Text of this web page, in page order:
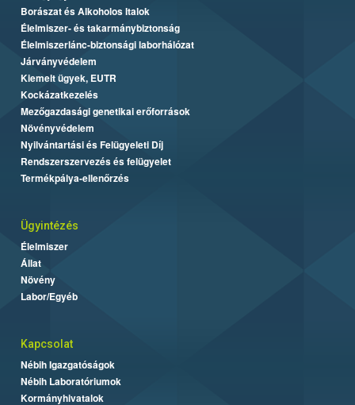
Borászat és Alkoholos Italok
Élelmiszer- és takarmánybiztonság
Élelmiszerlánc-biztonsági laborhálózat
Járványvédelem
Kiemelt ügyek, EUTR
Kockázatkezelés
Mezőgazdasági genetikai erőforrások
Növényvédelem
Nyilvántartási és Felügyeleti Díj
Rendszerszervezés és felügyelet
Termékpálya-ellenőrzés
Ügyintézés
Élelmiszer
Állat
Növény
Labor/Egyéb
Kapcsolat
Nébih Igazgatóságok
Nébih Laboratóriumok
Kormányhivatalok